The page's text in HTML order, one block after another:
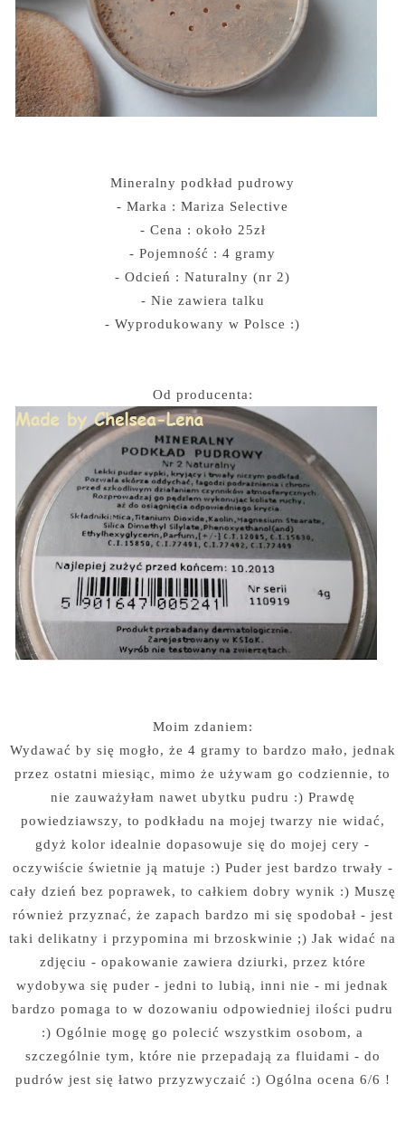
Mineralny podkład pudrowy
- Marka : Mariza Selective
- Cena : około 25zł
- Pojemność : 4 gramy
- Odcień : Naturalny (nr 2)
- Nie zawiera talku
- Wyprodukowany w Polsce :)
Od producenta:
Moim zdaniem:
Wydawać by się mogło, że 4 gramy to bardzo mało, jednak
przez ostatni miesiąc, mimo że używam go codziennie, to
nie zauważyłam nawet ubytku pudru :) Prawdę
powiedziawszy, to podkładu na mojej twarzy nie widać,
gdyż kolor idealnie dopasowuje się do mojej cery -
oczywiście świetnie ją matuje :) Puder jest bardzo trwały -
cały dzień bez poprawek, to całkiem dobry wynik :) Muszę
również przyznać, że zapach bardzo mi się spodobał - jest
taki delikatny i przypomina mi brzoskwinie ;) Jak widać na
zdjęciu - opakowanie zawiera dziurki, przez które
wydobywa się puder - jedni to lubią, inni nie - mi jednak
bardzo pomaga to w dozowaniu odpowiedniej ilości pudru
:) Ogólnie mogę go polecić wszystkim osobom, a
szczególnie tym, które nie przepadają za fluidami - do
pudrów jest się łatwo przyzwyczaić :) Ogólna ocena 6/6 !